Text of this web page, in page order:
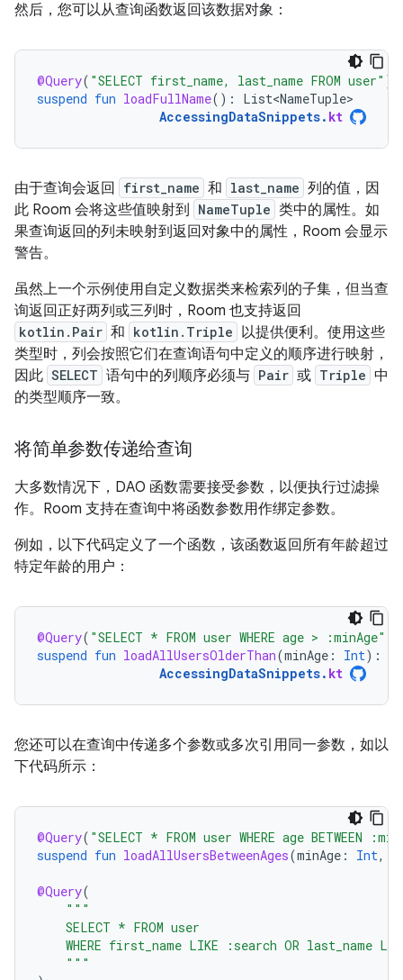
然后，您可以从查询函数返回该数据对象：
@Query( "SELECT first_name, last_name FROM user" )
suspend fun loadFullName():
List<NameTuple>
AccessingDataSnippets. kt
由于查询会返回 first_name 和 last_name 列的值，因
此 Room 会将这些值映射到
NameTuple 类中的属性。如
果查询返回的列未映射到返回对象中的属性，Room 会显示
警告。
虽然上一个示例使用自定义数据类来检索列的子集，但当查
询返回正好两列或三列时，Room 也支持返回
kotlin.Pair 和 kotlin.Triple 以提供便利。使用这些
类型时，列会按照它们在查询语句中定义的顺序进行映射，
因此 SELECT 语句中的列顺序必须与 Pair 或 Triple 中
的类型顺序一致。
将简单参数传递给查询
大多数情况下，DAO 函数需要接受参数，以便执行过滤操
作。Room 支持在查询中将函数参数用作绑定参数。
例如，以下代码定义了一个函数，该函数返回所有年龄超过
特定年龄的用户：
@Query( "SELECT * FROM user WHERE age > :minAge"
suspend fun loadAllUsersOlderThan(minAge : Int):
AccessingDataSnippets. kt
您还可以在查询中传递多个参数或多次引用同一参数，如以
下代码所示：
@Query( "SELECT * FROM user WHERE age BETWEEN
suspend fun loadAllUsersBetweenAges(minAge : Int,
@Query(
"""
    SELECT * FROM user
WHERE first_name LIKE :search OR last_name
    """